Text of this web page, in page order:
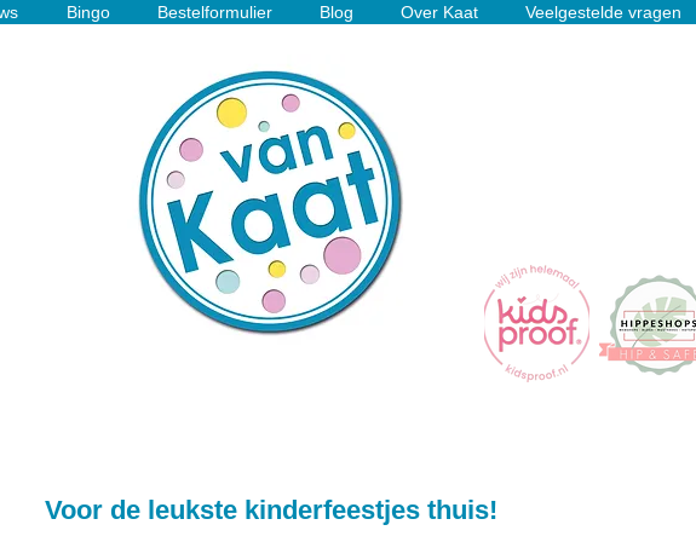
Voor de leukste kinderfeestjes thuis!
Bingo Bestelformulier Blog Over Kaat Veelgestelde vragen